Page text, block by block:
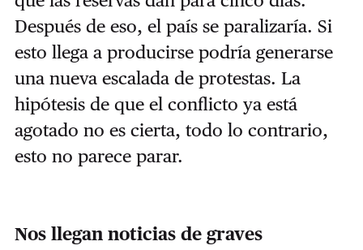
Después de eso, el país se paralizaría. Si
esto llega a producirse podría generarse
una nueva escalada de protestas. La
hipótesis de que el conflicto ya está
agotado no es cierta, todo lo contrario,
esto no parece parar.
Nos llegan noticias de graves